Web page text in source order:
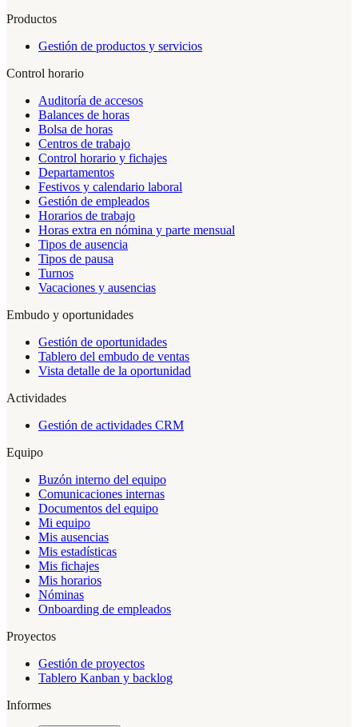
Productos
Gestión de productos y servicios
Control horario
Auditoría de accesos
Balances de horas
Bolsa de horas
Centros de trabajo
Control horario y fichajes
Departamentos
Festivos y calendario laboral
Gestión de empleados
Horarios de trabajo
Horas extra en nómina y parte mensual
Tipos de ausencia
Tipos de pausa
Turnos
Vacaciones y ausencias
Embudo y oportunidades
Gestión de oportunidades
Tablero del embudo de ventas
Vista detalle de la oportunidad
Actividades
Gestión de actividades CRM
Equipo
Buzón interno del equipo
Comunicaciones internas
Documentos del equipo
Mi equipo
Mis ausencias
Mis estadísticas
Mis fichajes
Mis horarios
Nóminas
Onboarding de empleados
Proyectos
Gestión de proyectos
Tablero Kanban y backlog
Informes